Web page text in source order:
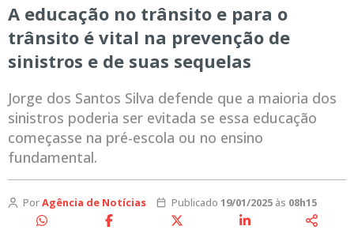
A educação no trânsito e para o
trânsito é vital na prevenção de
sinistros e de suas sequelas
Jorge dos Santos Silva defende que a maioria dos
sinistros poderia ser evitada se essa educação
começasse na pré-escola ou no ensino
fundamental.
PorAgência de Notícias Publicado 19/01/2025às 08h15